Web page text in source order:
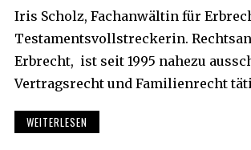
Iris Scholz, Fachanwältin für
Testamentsvollstreckerin.
Erbrecht, ist seit 1995 nahezu
Vertragsrecht und Familienrecht
WEITERLESEN